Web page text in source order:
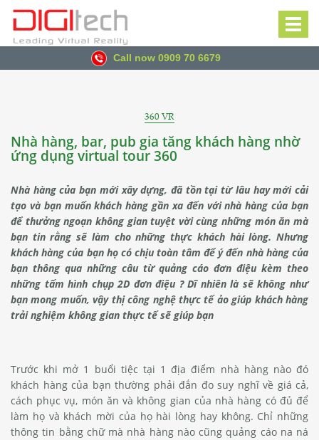
Call now 0909 70 6679
360 VR
Nhà hàng, bar, pub gia tăng khách hàng nhờ
ứng dụng virtual tour 360
Nhà hàng của bạn mới xây dựng, đã tồn tại từ lâu hay mới cải
tạo và bạn muốn khách hàng gần xa đến với nhà hàng của bạn
để thưởng ngoạn không gian tuyệt vời cùng những món ăn mà
bạn tin rằng sẽ làm cho những thực khách hài lòng. Nhưng
khách hàng của bạn họ có chịu toàn tâm để ý đến nhà hàng của
bạn thông qua những câu từ quảng cáo đơn điệu kèm theo
những tấm hình chụp 2D đơn điệu ? Dĩ nhiên là sẽ không như
bạn mong muốn, vậy thịcông nghệ thực tế ảogiúp khách hàng
trải nghiệm không gian thực tế sẽ giúp bạn
Trước khi mở 1 buổi tiệc tại 1 địa điểm nhà hàng nào đó
khách hàng của bạn thường phải đắn đo suy nghĩ về giá cả,
cách phục vụ, món ăn và không gian của nhà hàng có đủ để
làm họ và khách mời của họ hài lòng hay không. Chỉ những
thông tin bằng chữ mà nhà hàng nào cũng quảng cáo na ná